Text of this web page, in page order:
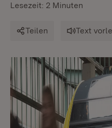
Lesezeit: 2 Minuten
Teilen Text